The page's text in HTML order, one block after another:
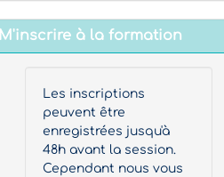
M'inscrire à la formation
Les inscriptions
peuvent être
enregistrées jusqu'à
48h avant la session.
Cependant nous vous